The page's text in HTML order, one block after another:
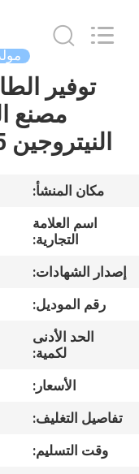
منتجات
معلومات
جولة
المصنع
مراقبة
الجودة
اتصل
Technology
Co.,Ltd.
مصنع
النيتروجين 5-5000 NM3 / ساعة
مكان المنشأ:
اسم العلامة
التجارية:
إصدار الشهادات:
رقم الموديل:
الحد الأدنى
لكمية:
الأسعار:
تفاصيل التغليف:
وقت التسليم: